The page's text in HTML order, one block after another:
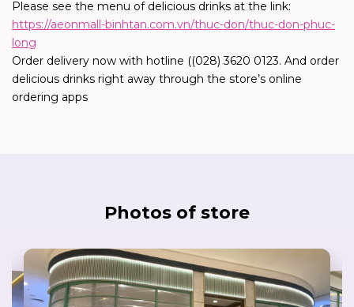
Please see the menu of delicious drinks at the link:
https://aeonmall-binhtan.com.vn/thuc-don/thuc-don-phuc-
long
Order delivery now with hotline ((028) 3620 0123. And order
delicious drinks right away through the store’s online
ordering apps
Photos of store